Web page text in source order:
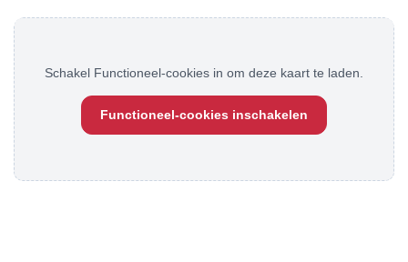
Schakel Functioneel-cookies in om deze kaart te laden.
Functioneel-cookies inschakelen